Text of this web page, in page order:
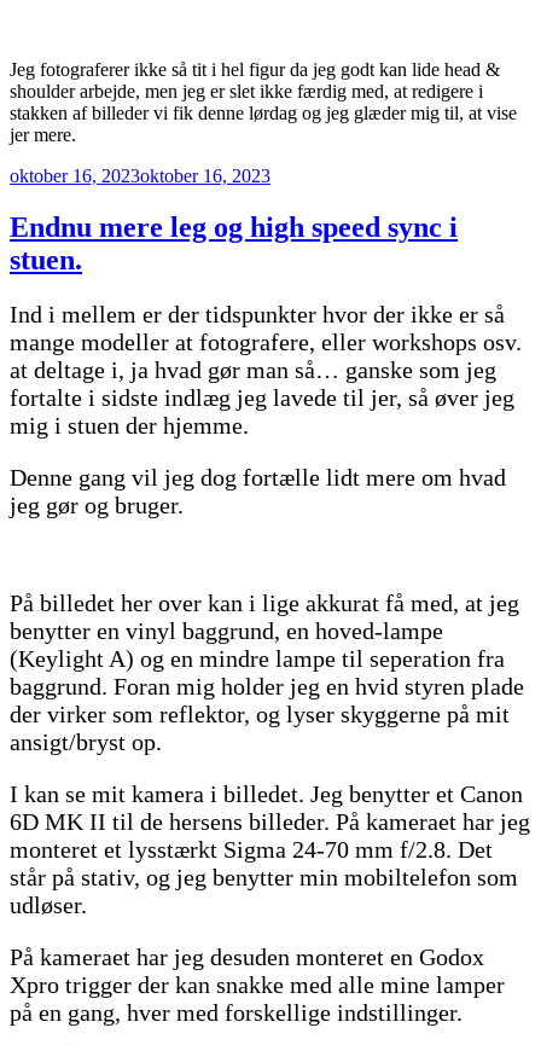
Jeg fotograferer ikke så tit i hel figur da jeg godt kan lide head &
shoulder arbejde, men jeg er slet ikke færdig med, at redigere i
stakken af billeder vi fik denne lørdag og jeg glæder mig til, at vise
jer mere.
Udgivet
oktober 16, 2023oktober 16, 2023
Endnu mere leg og high speed sync i
stuen.
Ind i mellem er der tidspunkter hvor der ikke er så
mange modeller at fotografere, eller workshops osv.
at deltage i, ja hvad gør man så… ganske som jeg
fortalte i sidste indlæg jeg lavede til jer, så øver jeg
mig i stuen der hjemme.
Denne gang vil jeg dog fortælle lidt mere om hvad
jeg gør og bruger.
På billedet her over kan i lige akkurat få med, at jeg
benytter en vinyl baggrund, en hoved-lampe
(Keylight A) og en mindre lampe til seperation fra
baggrund. Foran mig holder jeg en hvid styren plade
der virker som reflektor, og lyser skyggerne på mit
ansigt/bryst op.
I kan se mit kamera i billedet. Jeg benytter et Canon
6D MK II til de hersens billeder. På kameraet har jeg
monteret et lysstærkt Sigma 24-70 mm f/2.8. Det
står på stativ, og jeg benytter min mobiltelefon som
udløser.
På kameraet har jeg desuden monteret en Godox
Xpro trigger der kan snakke med alle mine lamper
på en gang, hver med forskellige indstillinger.